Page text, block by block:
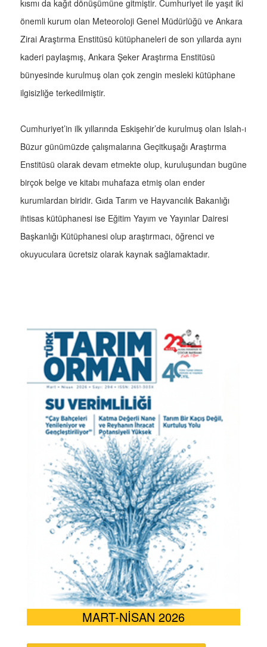
kısmı da kağıt dönüşümüne gitmiştir. Cumhuriyet ile yaşıt iki
önemli kurum olan Meteoroloji Genel Müdürlüğü ve Ankara
Zirai Araştırma Enstitüsü kütüphaneleri de son yıllarda aynı
kaderi paylaşmış, Ankara Şeker Araştırma Enstitüsü
bünyesinde kurulmuş olan çok zengin mesleki kütüphane
ilgisizliğe terkedilmiştir.
Cumhuriyet’in ilk yıllarında Eskişehir’de kurulmuş olan Islah-ı
Büzur günümüzde çalışmalarına Geçitkuşağı Araştırma
Enstitüsü olarak devam etmekte olup, kuruluşundan bugüne
birçok belge ve kitabı muhafaza etmiş olan ender
kurumlardan biridir. Gıda Tarım ve Hayvancılık Bakanlığı
ihtisas kütüphanesi ise Eğitim Yayım ve Yayınlar Dairesi
Başkanlığı Kütüphanesi olup araştırmacı, öğrenci ve
okuyuculara ücretsiz olarak kaynak sağlamaktadır.
MART-NİSAN 2026